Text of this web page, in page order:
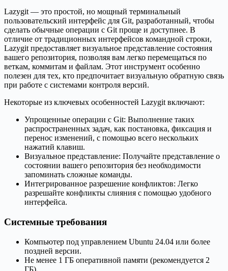
Lazygit — это простой, но мощный терминальный
пользовательский интерфейс для Git, разработанный, чтобы
сделать обычные операции с Git проще и доступнее. В
отличие от традиционных интерфейсов командной строки,
Lazygit предоставляет визуальное представление состояния
вашего репозитория, позволяя вам легко перемещаться по
веткам, коммитам и файлам. Этот инструмент особенно
полезен для тех, кто предпочитает визуальную обратную связь
при работе с системами контроля версий.
Некоторые из ключевых особенностей Lazygit включают:
Упрощенные операции с Git: Выполнение таких
распространенных задач, как постановка, фиксация и
перенос изменений, с помощью всего нескольких
нажатий клавиш.
Визуальное представление: Получайте представление о
состоянии вашего репозитория без необходимости
запоминать сложные команды.
Интегрированное разрешение конфликтов: Легко
разрешайте конфликты слияния с помощью удобного
интерфейса.
Системные требования
Компьютер под управлением Ubuntu 24.04 или более
поздней версии.
Не менее 1 ГБ оперативной памяти (рекомендуется 2
ГБ).